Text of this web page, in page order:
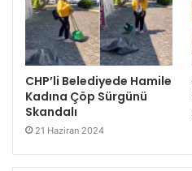
CHP’li Belediyede Hamile
Kadına Çöp Sürgünü
Skandalı
21 Haziran 2024